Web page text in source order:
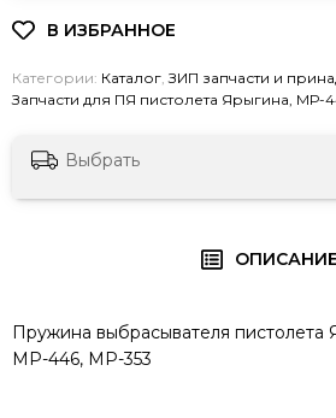
Категории: Каталог,ЗИП запчасти и
Запчасти для ПЯ пистолета Ярыгина, МР-
Выбрать
ОПИСАНИЕ
Пружина выбрасывателя пистолета
МР-446, МР-353